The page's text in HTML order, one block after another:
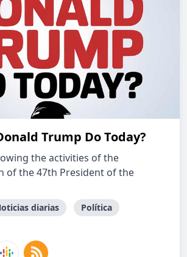
Trump Do Today?
the activities of the
of the 47th President of the
diarias Política